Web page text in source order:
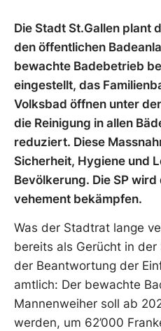
Die Stadt St.Gallen plant
den öffentlichen
bewachte Badebetrieb
eingestellt, das
Volksbad öffnen unter
die Reinigung in allen
reduziert. Diese
Sicherheit, Hygiene und
Bevölkerung. Die SP
vehement bekämpfen.
Was der Stadtrat lange
bereits als Gerücht in
der Beantwortung der
amtlich: Der bewachte
Mannenweiher soll ab
werden, um 62’000